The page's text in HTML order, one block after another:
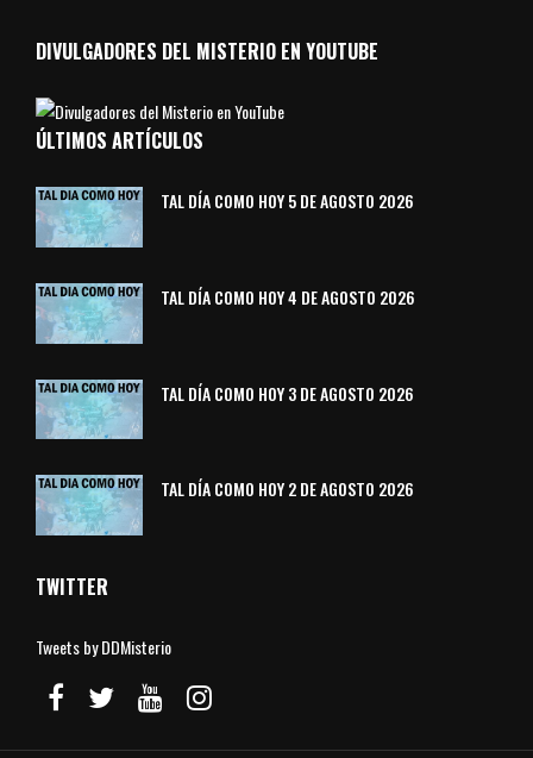
DIVULGADORES DEL MISTERIO EN YOUTUBE
ÚLTIMOS ARTÍCULOS
TAL DÍA COMO HOY 5 DE AGOSTO 2026
TAL DÍA COMO HOY 4 DE AGOSTO 2026
TAL DÍA COMO HOY 3 DE AGOSTO 2026
TAL DÍA COMO HOY 2 DE AGOSTO 2026
TWITTER
Tweets by DDMisterio